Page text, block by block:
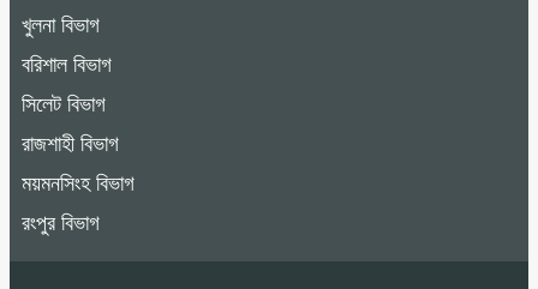
খুলনা বিভাগ
বরিশাল বিভাগ
সিলেট বিভাগ
রাজশাহী বিভাগ
ময়মনসিংহ বিভাগ
রংপুর বিভাগ